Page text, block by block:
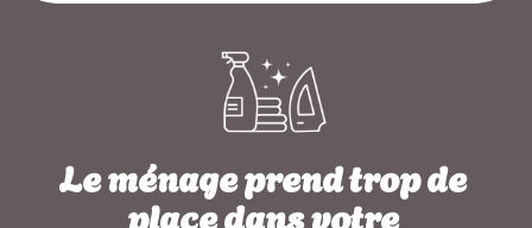
Le ménage prend trop de
place dans votre